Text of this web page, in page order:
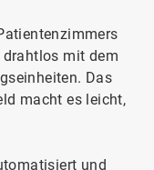
mit dem
Das
macht es leicht,
und